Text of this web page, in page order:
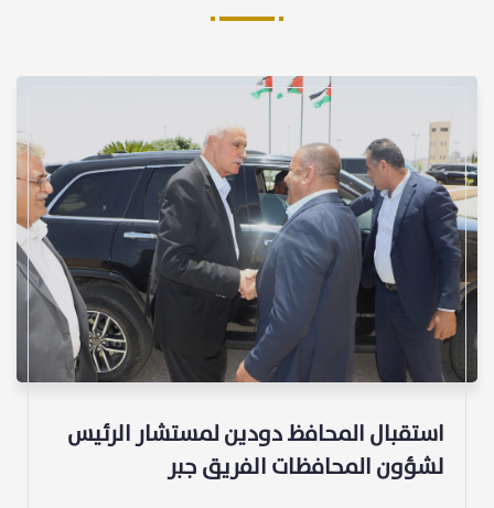
استقبال المحافظ دودين لمستشار الرئيس
لشؤون المحافظات الفريق جبر